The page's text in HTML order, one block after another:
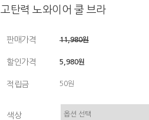
고탄력 노와이어 쿨 브라
판매가격 11,980원
할인가격 5,980원
적립금 50원
색상